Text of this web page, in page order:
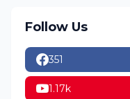
Follow Us
351
1.17k